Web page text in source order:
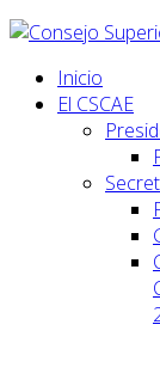
Inicio
El CSCAE